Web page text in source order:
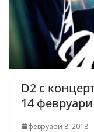
D2 с
14 февруари
февруари 8, 2018